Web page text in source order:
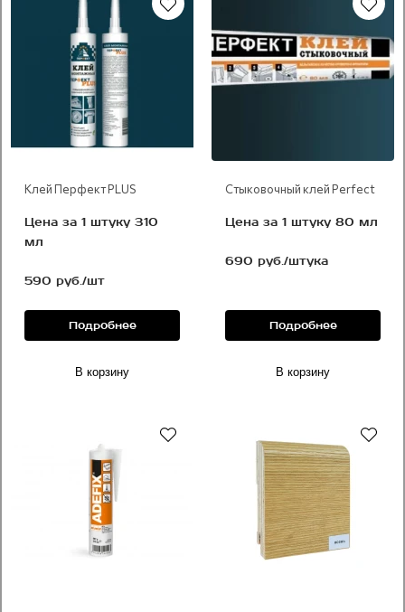
Клей Перфект PLUS
Цена за 1 штуку 310
мл
590 руб./шт
Подробнее
В корзину
Стыковочный клей Perfect
Цена за 1 штуку 80 мл
690 руб./штука
Подробнее
В корзину